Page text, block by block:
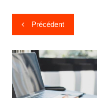
Navigation
de
l’article
Précédent